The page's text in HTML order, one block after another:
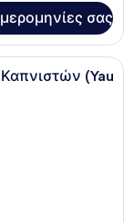
σας
με ένα
(Yau